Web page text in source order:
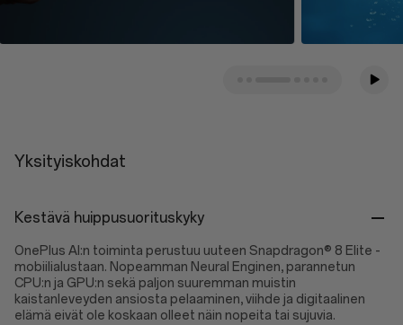
Yksityiskohdat
Kestävä huippusuorituskyky
OnePlus AI:n toiminta perustuu uuteen Snapdragon® 8 Elite -
mobiilialustaan. Nopeamman Neural Enginen, parannetun
CPU:n ja GPU:n sekä paljon suuremman muistin
kaistanleveyden ansiosta pelaaminen, viihde ja digitaalinen
elämä eivät ole koskaan olleet näin nopeita tai sujuvia.